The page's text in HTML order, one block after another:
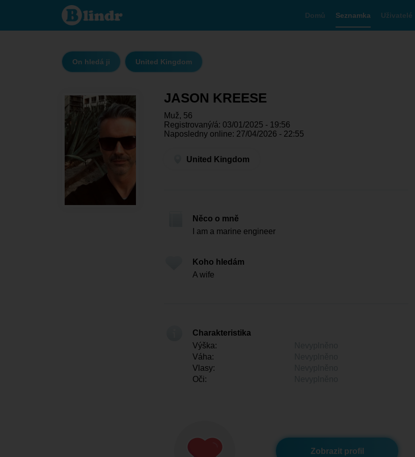
JASON
KREESE
- On
Domů Seznamka Uživatelé
On hledá ji United Kingdom
JASON KREESE
Muž, 56
Registrovaný/á: 03/01/2025 - 19:56
Naposledny online: 27/04/2026 - 22:55
United Kingdom
Něco o mně
I am a marine engineer
Koho hledám
A wife
Charakteristika
Výška:
Váha:
Vlasy:
Oči:
Zobrazit profil